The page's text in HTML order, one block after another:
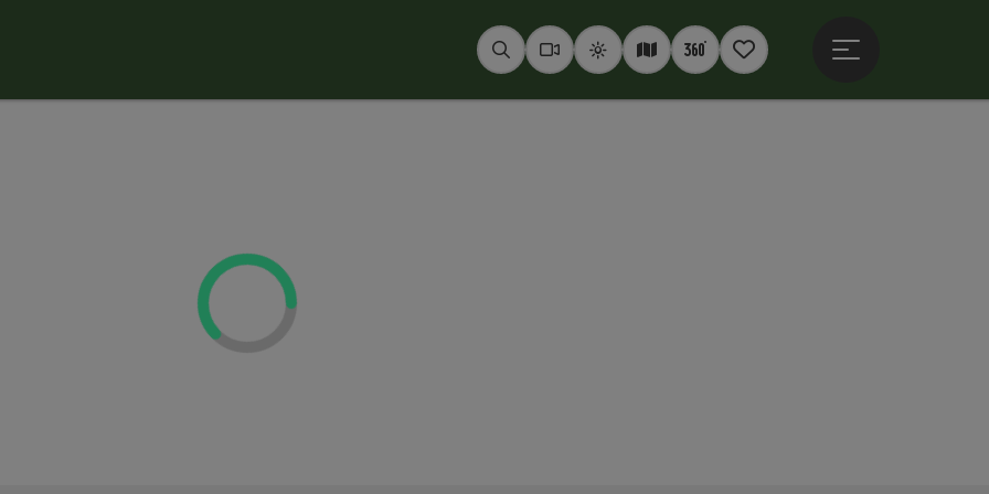
SuchenWebcams
WetterInteraktive Karte
360° Panoramen
Merkzettel